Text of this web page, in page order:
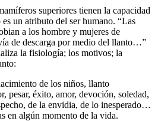
superiores tienen la capacidad
un atributo del ser humano. “Las
a los hombre y mujeres de
de descarga por medio del llanto…”
la fisiología; los motivos; la
de los niños, llanto
pesar, éxito, amor, devoción, soledad,
de la envidia, de lo inesperado…
en algún momento de la vida.